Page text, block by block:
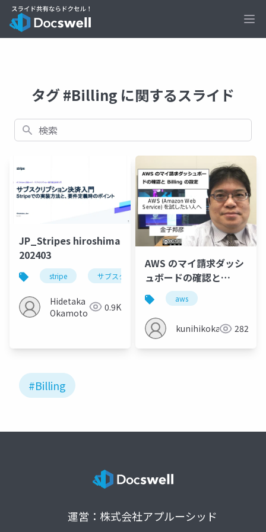
タグ #Billing に関するスライド
検索
JP_Stripes hiroshima
202403
stripe サブスクリプション
Hidetaka
Okamoto
0.9K
AWS のマイ請求ダッシ
ュボードの確認と
Billing の設定
aws
kunihikokaneko282
#Billing
運営：株式会社アプルーシッド